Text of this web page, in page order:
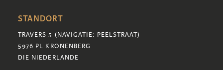
STANDORT
TRAVERS 5 (NAVIGATIE: PEELSTRAAT)
5976 PL KRONENBERG
DIE NIEDERLANDE